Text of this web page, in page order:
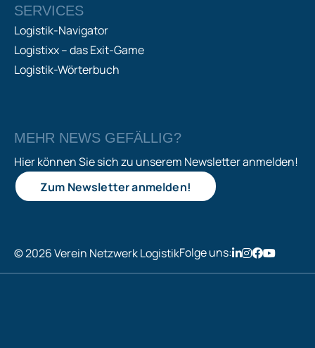
SERVICES
Logistik-Navigator
Logistixx – das Exit-Game
Logistik-Wörterbuch
MEHR NEWS GEFÄLLIG?
Hier können Sie sich zu unserem Newsletter anmelden!
Zum Newsletter anmelden!
© 2026 Verein Netzwerk LogistikFolge uns: